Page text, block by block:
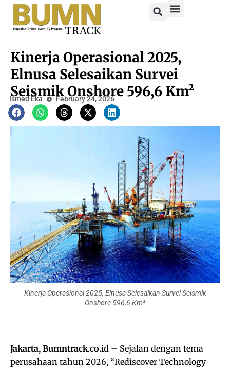
Kinerja Operasional 2025,
Elnusa Selesaikan Survei
Seismik Onshore 596,6 Km²
Ismed Eka February 24, 2026
Kinerja Operasional 2025, Elnusa Selesaikan Survei Seismik
Onshore 596,6 Km²
Jakarta, Bumntrack.co.id – Sejalan dengan tema
perusahaan tahun 2026, “Rediscover Technology